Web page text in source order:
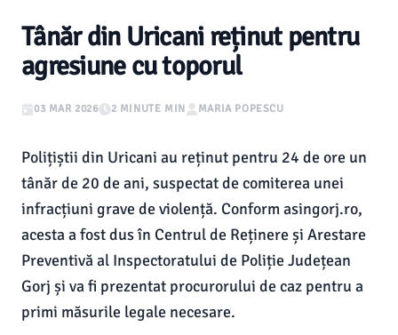
Tânăr din Uricani reținut pentru
agresiune cu toporul
03 MAR 2026 2 MINUTE MIN MARIA POPESCU
Polițiștii din Uricani au reținut pentru 24 de ore un
tânăr de 20 de ani, suspectat de comiterea unei
infracțiuni grave de violență. Conform asingorj.ro,
acesta a fost dus în Centrul de Reținere și Arestare
Preventivă al Inspectoratului de Poliție Județean
Gorj și va fi prezentat procurorului de caz pentru a
primi măsurile legale necesare.